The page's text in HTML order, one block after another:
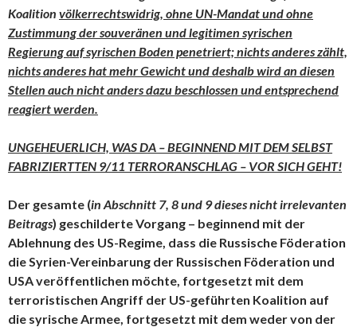
Koalition völkerrechtswidrig, ohne UN-Mandat und ohne
Zustimmung der souveränen und legitimen syrischen
Regierung auf syrischen Boden penetriert; nichts anderes zählt,
nichts anderes hat mehr Gewicht und deshalb wird an diesen
Stellen auch nicht anders dazu beschlossen und entsprechend
reagiert werden.
UNGEHEUERLICH, WAS DA – BEGINNEND MIT DEM SELBST
FABRIZIERTTEN 9/11 TERRORANSCHLAG – VOR SICH GEHT!
Der gesamte (in Abschnitt 7, 8 und 9 dieses nicht irrelevanten
Beitrags) geschilderte Vorgang – beginnend mit der
Ablehnung des US-Regime, dass die Russische Föderation
die Syrien-Vereinbarung der Russischen Föderation und
USA veröffentlichen möchte, fortgesetzt mit dem
terroristischen Angriff der US-geführten Koalition auf
die syrische Armee, fortgesetzt mit dem weder von der